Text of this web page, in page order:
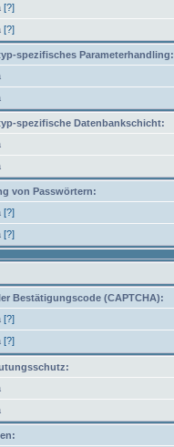
[?]
[?]
spezifisches Parameterhandling:
spezifische Datenbankschicht:
von Passwörtern:
[?]
[?]
Bestätigungscode (CAPTCHA):
[?]
[?]